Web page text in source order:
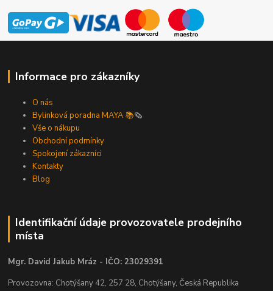
Informace pro zákazníky
O nás
Bylinková poradna MAYA 📚🗞️
Vše o nákupu
Obchodní podmínky
Spokojení zákazníci
Kontakty
Blog
Identifikační údaje provozovatele prodejního
místa
Mgr. David Jakub Mráz - IČO: 23029391
Provozovna: Chotýšany 42, 257 28, Chotýšany, Česká Republika